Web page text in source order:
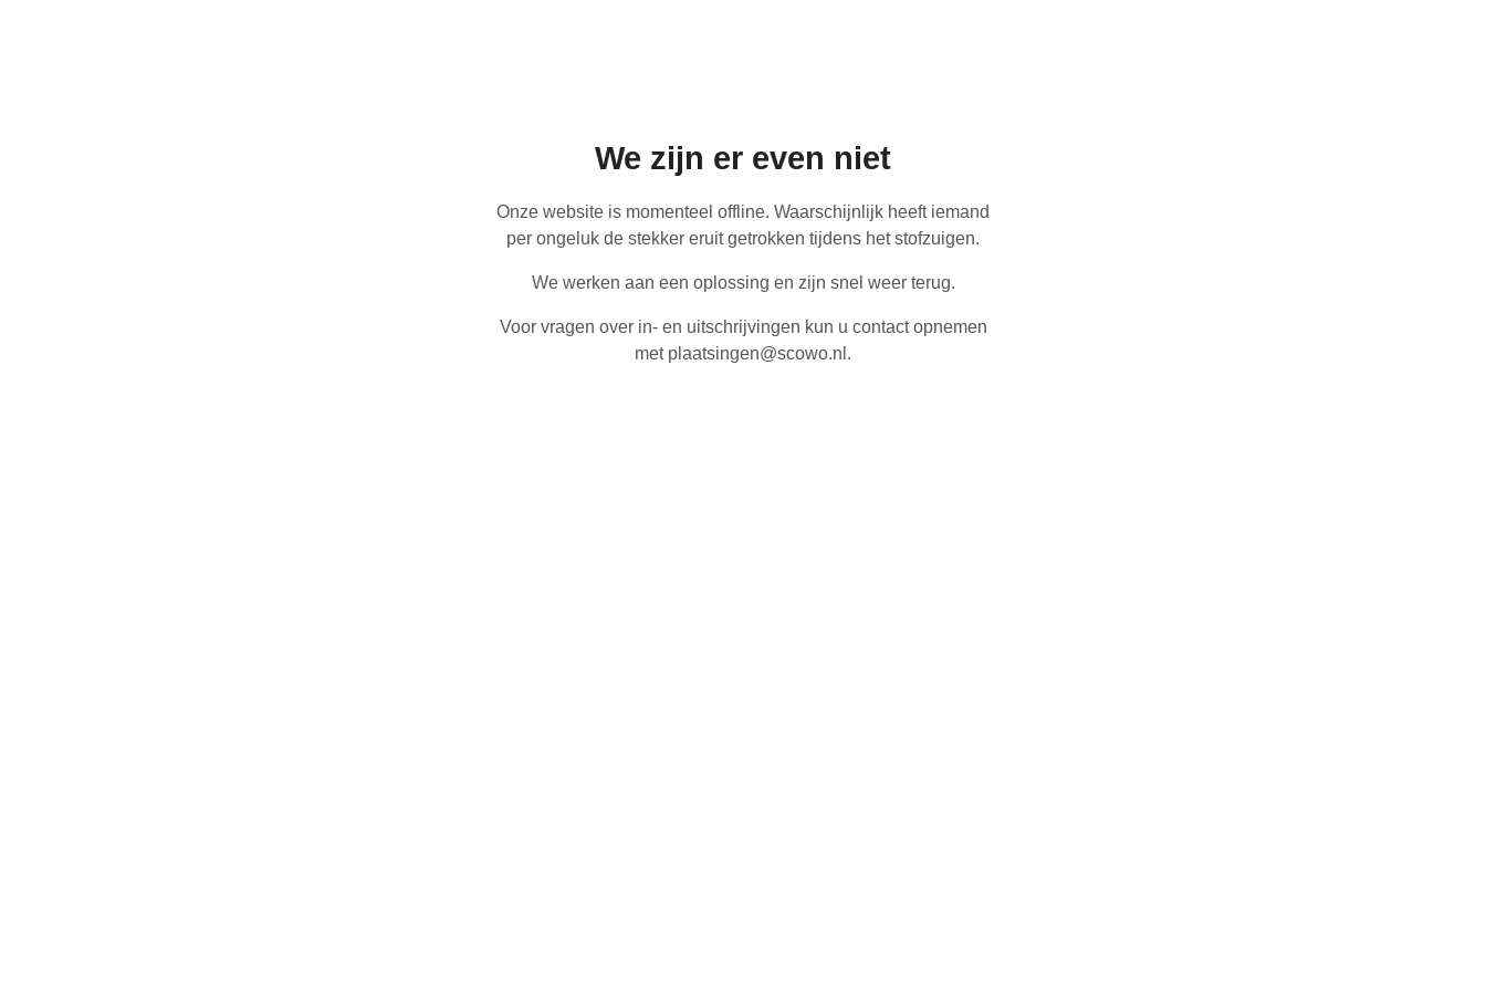
We zijn er even niet
Onze website is momenteel offline. Waarschijnlijk heeft iemand
per ongeluk de stekker eruit getrokken tijdens het stofzuigen.
We werken aan een oplossing en zijn snel weer terug.
Voor vragen over in- en uitschrijvingen kun u contact opnemen
met plaatsingen@scowo.nl.